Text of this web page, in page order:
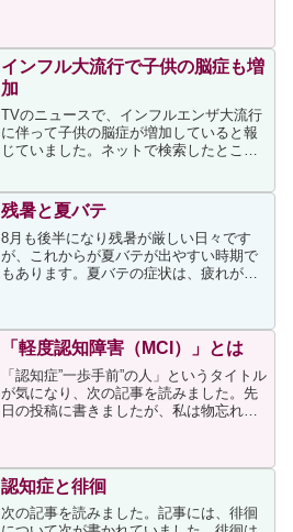
医師である記事の筆者は、次のスケジュ
ールを勧めていました。【...
インフル大流行で子供の脳症も増
加
TVのニュースで、インフルエンザ大流行
に伴って子供の脳症が増加していると報
じていました。ネットで検索したとこ
しゃると思いますが、ワクチンを接種し
ていても感染は防げません...
残暑と夏バテ
8月も後半になり残暑が厳しい日々です
が、これからが夏バテが出やすい時期で
もあります。夏バテの症状は、疲れが長
まです。原因は、高温多湿で非常に蒸し
暑い日本の気候にあります...
「軽度認知障害（MCI）」とは
「認知症”一歩手前”の人」というタイトル
が気になり、次の記事を読みました。先
日の投稿に書きましたが、私は物忘れに
（MCI）」についての説明が...
認知症と徘徊
次の記事を読みました。記事には、徘徊